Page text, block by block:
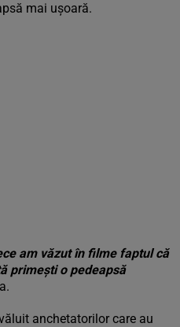
mai ușoară.
am văzut în filme faptul că
primești o pedeapsă
anchetatorilor care au